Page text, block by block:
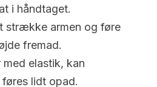
i håndtaget.
strække armen og føre
fremad.
med elastik, kan
lidt opad.